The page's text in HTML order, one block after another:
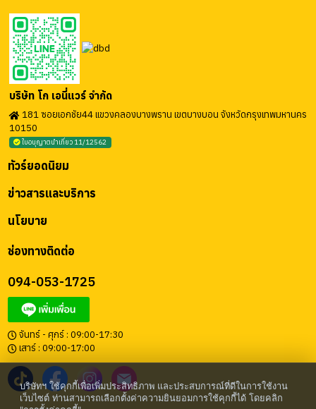
บริษัท โก เอนี่แวร์ จำกัด
181 ซอยเอกชัย44 แขวงคลองบางพราน เขตบางบอน จังหวัดกรุงเทพมหานคร
10150
ใบอนุญาตนำเที่ยว 11/12562
ช่องทางติดต่อ
094-053-1725
จันทร์ - ศุกร์ : 09:00-17:30
เสาร์ : 09:00-17:00
นโยบาย
ข่าวสารและบริการ
ทัวร์ยอดนิยม
บริษัทฯ ใช้คุกกี้เพื่อเพิ่มประสิทธิภาพ และประสบการณ์ที่ดีในการใช้งาน
เว็บไซต์ ท่านสามารถเลือกตั้งค่าความยินยอมการใช้คุกกี้ได้ โดยคลิก